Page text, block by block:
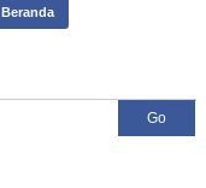
Beranda